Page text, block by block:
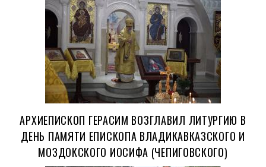
АРХИЕПИСКОП ГЕРАСИМ ВОЗГЛАВИЛ ЛИТУРГИЮ В
ДЕНЬ ПАМЯТИ ЕПИСКОПА ВЛАДИКАВКАЗСКОГО И
МОЗДОКСКОГО ИОСИФА (ЧЕПИГОВСКОГО)